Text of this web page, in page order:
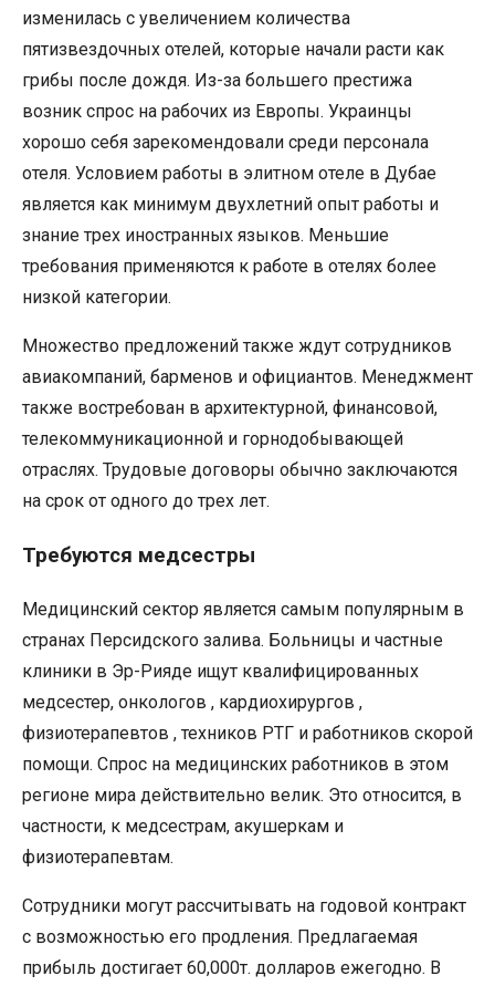
изменилась с увеличением количества
пятизвездочных отелей, которые начали расти как
грибы после дождя. Из-за большего престижа
возник спрос на рабочих из Европы. Украинцы
хорошо себя зарекомендовали среди персонала
отеля. Условием работы в элитном отеле в Дубае
является как минимум двухлетний опыт работы и
знание трех иностранных языков. Меньшие
требования применяются к работе в отелях более
низкой категории.
Множество предложений также ждут сотрудников
авиакомпаний, барменов и официантов. Менеджмент
также востребован в архитектурной, финансовой,
телекоммуникационной и горнодобывающей
отраслях. Трудовые договоры обычно заключаются
на срок от одного до трех лет.
Требуются медсестры
Медицинский сектор является самым популярным в
странах Персидского залива. Больницы и частные
клиники в Эр-Рияде ищут квалифицированных
медсестер, онкологов , кардиохирургов ,
физиотерапевтов , техников РТГ и работников скорой
помощи. Спрос на медицинских работников в этом
регионе мира действительно велик. Это относится, в
частности, к медсестрам, акушеркам и
физиотерапевтам.
Сотрудники могут рассчитывать на годовой контракт
с возможностью его продления. Предлагаемая
прибыль достигает 60,000т. долларов ежегодно. В